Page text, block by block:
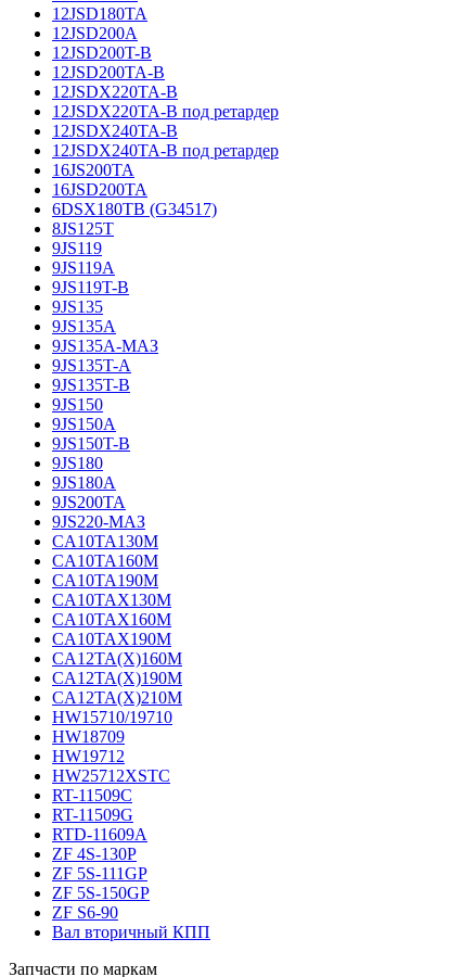
12JSD180TA
12JSD200A
12JSD200T-B
12JSD200TA-B
12JSDX220TA-B
12JSDX220TA-B под ретардер
12JSDX240TA-B
12JSDX240TA-B под ретардер
16JS200TA
16JSD200TA
6DSX180TB (G34517)
8JS125T
9JS119
9JS119A
9JS119T-B
9JS135
9JS135A
9JS135A-МАЗ
9JS135T-A
9JS135T-B
9JS150
9JS150A
9JS150T-B
9JS180
9JS180A
9JS200TA
9JS220-МАЗ
CA10TA130M
CA10TA160M
CA10TA190M
CA10TAX130M
CA10TAX160M
CA10TAX190M
CA12TA(X)160M
CA12TA(X)190M
CA12TA(X)210M
HW15710/19710
HW18709
HW19712
HW25712XSTC
RT-11509C
RT-11509G
RTD-11609A
ZF 4S-130P
ZF 5S-111GP
ZF 5S-150GP
ZF S6-90
Вал вторичный КПП
Запчасти по маркам